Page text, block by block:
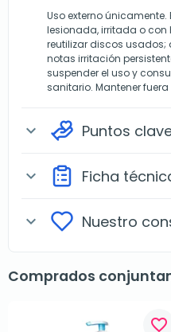
Uso externo
lesionada, irritada o con
reutilizar discos usados;
notas irritación
suspender el uso y
sanitario. Mantener
expand_more Puntos
expand_more Ficha
expand_more Nuestro
Comprados
favorite_border